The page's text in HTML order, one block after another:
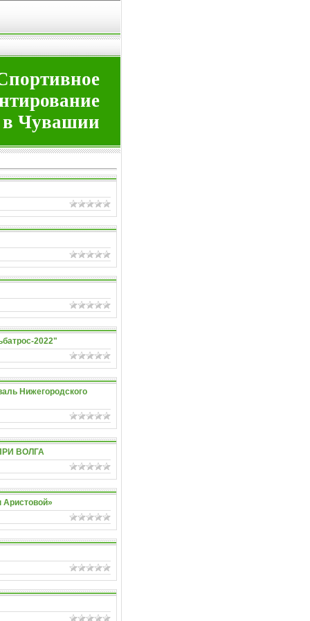
в Чувашии
2022"
Нижегородского
ВОЛГА